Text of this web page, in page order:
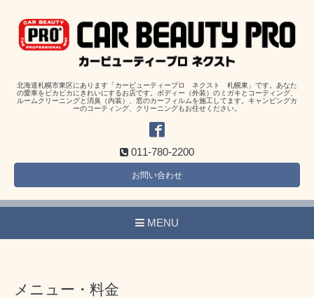
北海道札幌市東区にあります「カービューティープロ ネクスト 札幌東」です。あなた
の愛車をピカピカにきれいにするお店です。ボディー（外装）のミガキとコーティング、
ルームクリーニングと消臭（内装）、窓のカーフィルムを施工してます。キャンピングカ
ーのコーティング、クリーニングもお任せください。
011-780-2200
お問い合わせ
MENU
メニュー・料金